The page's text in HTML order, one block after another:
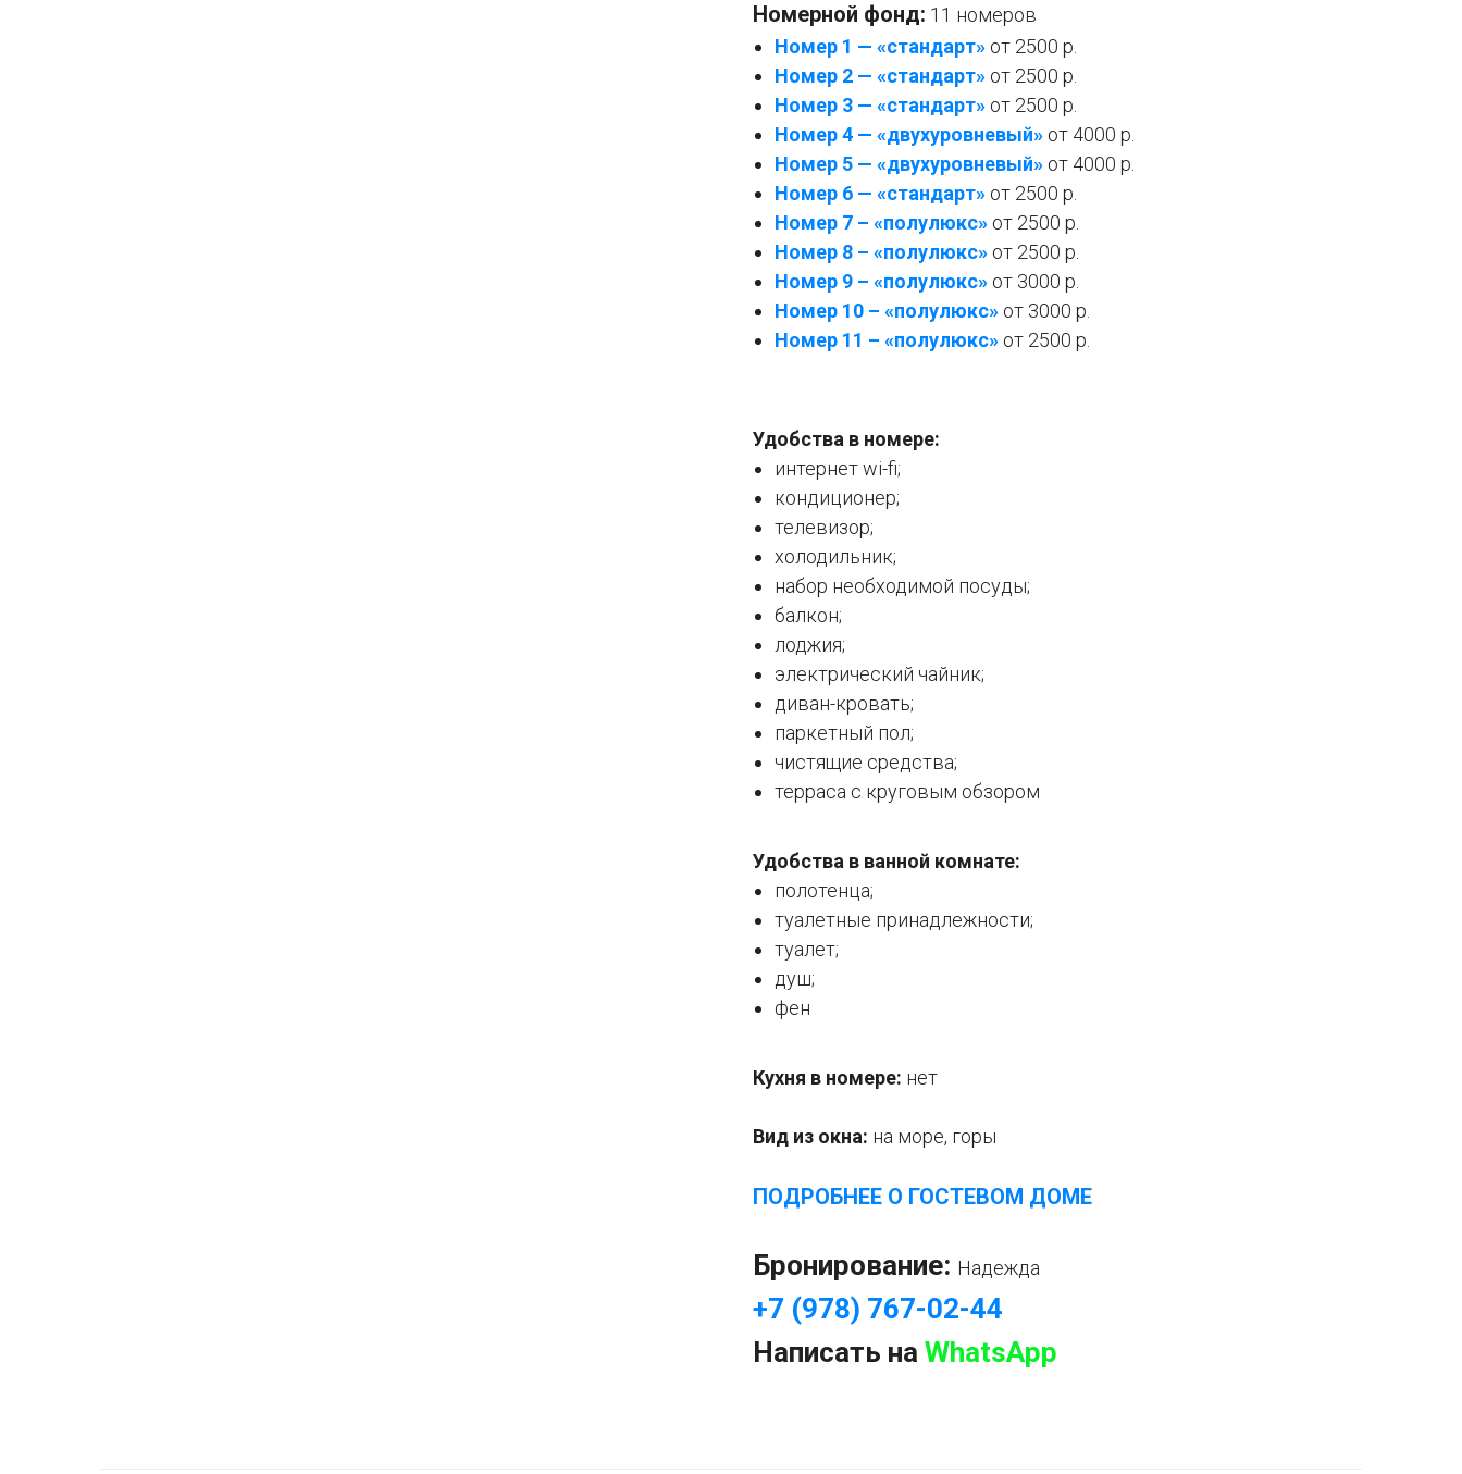
Номерной фонд: 11 номеров
Номер 1 — «стандарт» от 2500 р.
Номер 2 — «стандарт» от 2500 р.
Номер 3 — «стандарт» от 2500 р.
Номер 4 — «двухуровневый» от 4000 р.
Номер 5 — «двухуровневый» от 4000 р.
Номер 6 — «стандарт» от 2500 р.
Номер 7 – «полулюкс» от 2500 р.
Номер 8 – «полулюкс» от 2500 р.
Номер 9 – «полулюкс» от 3000 р.
Номер 10 – «полулюкс» от 3000 р.
Номер 11 – «полулюкс» от 2500 р.
Удобства в номере:
интернет wi-fi;
кондиционер;
телевизор;
холодильник;
набор необходимой посуды;
балкон;
лоджия;
электрический чайник;
диван-кровать;
паркетный пол;
чистящие средства;
терраса с круговым обзором
Удобства в ванной комнате:
полотенца;
туалетные принадлежности;
туалет;
душ;
фен
Кухня в номере: нет
Вид из окна: на море, горы
ПОДРОБНЕЕ О ГОСТЕВОМ ДОМЕ
Бронирование: Надежда
+7 (978) 767-02-44
Написать на WhatsApp